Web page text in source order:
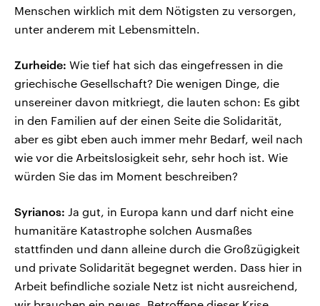
Menschen wirklich mit dem Nötigsten zu versorgen,
unter anderem mit Lebensmitteln.
Zurheide: Wie tief hat sich das eingefressen in die
griechische Gesellschaft? Die wenigen Dinge, die
unsereiner davon mitkriegt, die lauten schon: Es gibt
in den Familien auf der einen Seite die Solidarität,
aber es gibt eben auch immer mehr Bedarf, weil nach
wie vor die Arbeitslosigkeit sehr, sehr hoch ist. Wie
würden Sie das im Moment beschreiben?
Syrianos: Ja gut, in Europa kann und darf nicht eine
humanitäre Katastrophe solchen Ausmaßes
stattfinden und dann alleine durch die Großzügigkeit
und private Solidarität begegnet werden. Dass hier in
Arbeit befindliche soziale Netz ist nicht ausreichend,